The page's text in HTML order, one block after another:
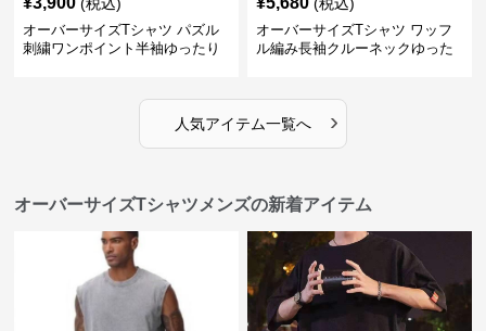
オーバーサイズTシャツ パズル
刺繍ワンポイント半袖ゆったり
オーバーサイズTシャツ ワッフ
ル編み長袖クルーネックゆった
人気アイテム一覧へ ›
オーバーサイズTシャツメンズの新着アイテム